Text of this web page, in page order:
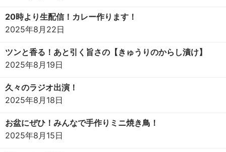
20時より生配信！カレー作ります！
2025年8月22日
ツンと香る！あと引く旨さの【きゅうりのからし漬け】
2025年8月19日
久々のラジオ出演！
2025年8月18日
お盆にぜひ！みんなで手作りミニ焼き鳥！
2025年8月15日